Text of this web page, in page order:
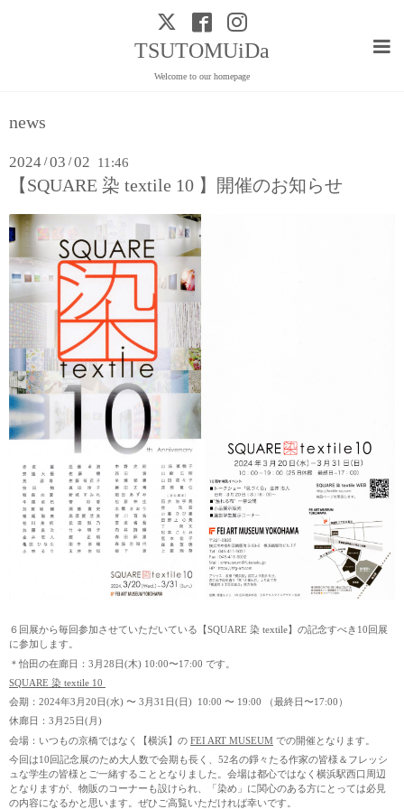
TSUTOMUiDa
Welcome to our homepage
news
2024 /03 /02 11:46
【SQUARE 染 textile 10 】開催のお知らせ
６回展から毎回参加させていただいている【SQUARE 染 textile】の記念すべき10回展
に参加します。
＊怡田の在廊日：3月28日(木) 10:00〜17:00 です。
SQUARE 染 textile 10
会期：2024年3月20日(水) 〜 3月31日(日) 10:00 〜 19:00 （最終日〜17:00）
休廊日：3月25日(月)
会場：いつもの京橋ではなく【横浜】の FEI ART MUSEUM での開催となります。
今回は10回記念展のため大人数で会期も長く、52名の錚々たる作家の皆様＆フレッシ
ュな学生の皆様とご一緒することとなりました。会場は都心ではなく横浜駅西口周辺
となりますが、物販のコーナーも設けられ、「染め」に関心のある方にとっては必見
の内容になるかと思います。ぜひご高覧いただければ幸いです。